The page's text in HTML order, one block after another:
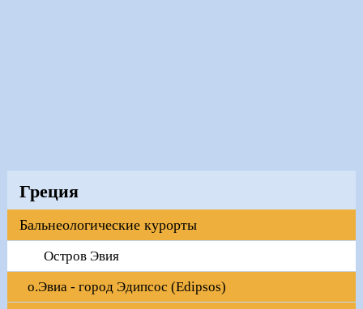
Греция
Бальнеологические курорты
Остров Эвия
о.Эвиа - город Эдипсос (Edipsos)